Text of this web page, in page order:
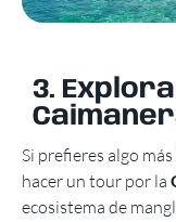
3.
Si prefieres algo
hacer un tour por la
ecosistema de